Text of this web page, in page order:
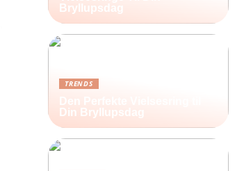
Bryllupsdag
TRENDS
Den Perfekte Vielsesring til
Din Bryllupsdag